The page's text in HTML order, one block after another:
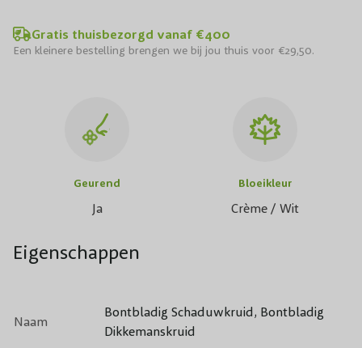
Gratis thuisbezorgd vanaf €400
Een kleinere bestelling brengen we bij jou thuis voor €29,50.
Geurend
Ja
Bloeikleur
Crème / Wit
Eigenschappen
Naam
Bontbladig Schaduwkruid, Bontbladig
Dikkemanskruid